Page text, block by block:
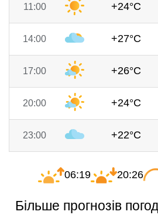
11:00 +24°C
14:00 +27°C
17:00 +26°C
20:00 +24°C
23:00 +22°C
06:19 20:26
Більше прогнозів